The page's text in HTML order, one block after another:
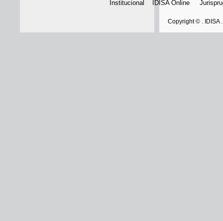
Institucional IDISA Online
Copyright © . IDISA